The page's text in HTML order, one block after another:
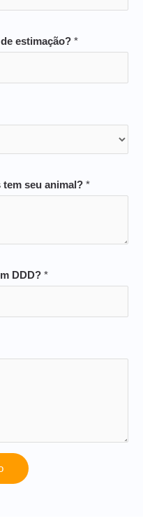
estimação? *
seu animal? *
DDD? *